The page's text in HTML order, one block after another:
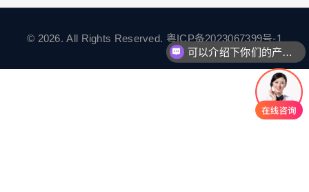
© 2026. All Rights Reserved. 粤ICP备2023067399号-1
你们是怎么收费的呢